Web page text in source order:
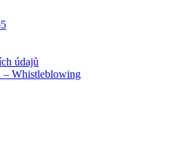
údajů
– Whistleblowing